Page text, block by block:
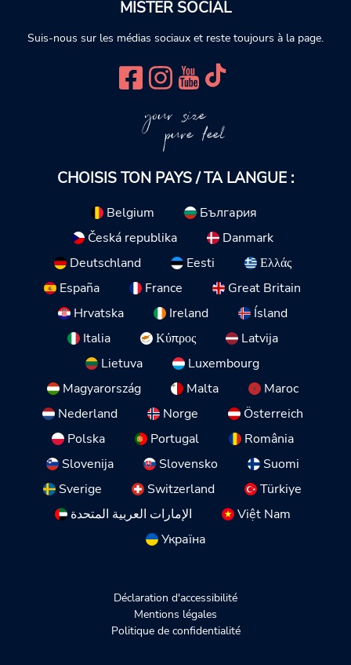
MISTER SOCIAL
Suis-nous sur les médias sociaux et reste toujours à la page.
your size
pure feel
CHOISIS TON PAYS / TA LANGUE :
Belgium
България
Česká republika
Danmark
Deutschland
Eesti
Ελλάς
España
France
Great Britain
Hrvatska
Ireland
Ísland
Italia
Κύπρος
Latvija
Lietuva
Luxembourg
Magyarország
Malta
Maroc
Nederland
Norge
Österreich
Polska
Portugal
România
Slovenija
Slovensko
Suomi
Sverige
Switzerland
Türkiye
الإمارات العربية المتحدة
Việt Nam
Україна
Déclaration d'accessibilité
Mentions légales
Politique de confidentialité